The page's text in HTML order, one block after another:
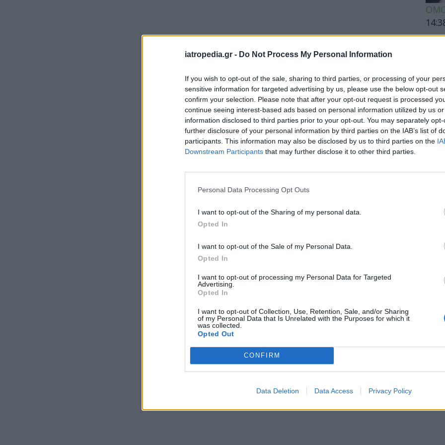
iatropedia.gr - Do Not Process My Personal Information
If you wish to opt-out of the sale, sharing to third parties, or processing of your
sensitive information for targeted advertising by us, please use the below opt-out
confirm your selection. Please note that after your opt-out request is processed
continue seeing interest-based ads based on personal information utilized by us
information disclosed to third parties prior to your opt-out. You may separately
further disclosure of your personal information by third parties on the IAB’s list of
participants. This information may also be disclosed by us to third parties on the
Downstream Participants that may further disclose it to other third parties.
Personal Data Processing Opt Outs
I want to opt-out of the Sharing of my personal data.
Opted In
I want to opt-out of the Sale of my Personal Data.
Opted In
I want to opt-out of processing my Personal Data for Targeted
Advertising.
Opted In
I want to opt-out of Collection, Use, Retention, Sale, and/or Sharing
of my Personal Data that Is Unrelated with the Purposes for which it
was collected.
Opted Out
CONFIRM
Data Deletion Data Access Privacy Policy